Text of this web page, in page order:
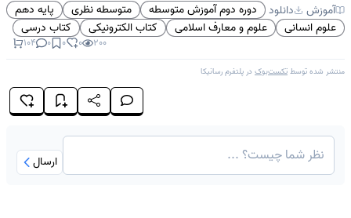
آموزش دانلود دوره دوم آموزش متوسطه متوسطه نظری
پایه دهم
علوم انسانی
علوم و معارف اسلامی کتاب الکترونیکی کتاب درسی
200
0
0
0
104
منتشر شده توسطتکست‌بوک در پلتفرمرسانیکا
ارسال